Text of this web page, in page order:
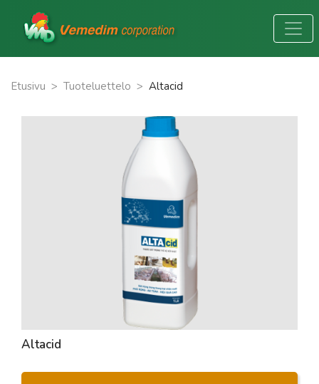
Etusivu > Tuoteluettelo > Altacid
Altacid